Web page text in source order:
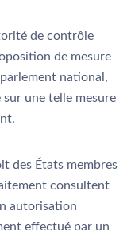
de contrôle
de mesure
national,
une telle mesure
des États membres
consultent
autorisation
effectué par un